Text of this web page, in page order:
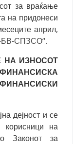
за враќање
на придонеси
април,
СПЗСО“.
НА ИЗНОСОТ
дејност и се
корисници на
Законот за